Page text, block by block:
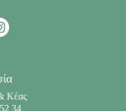
Κέας
34